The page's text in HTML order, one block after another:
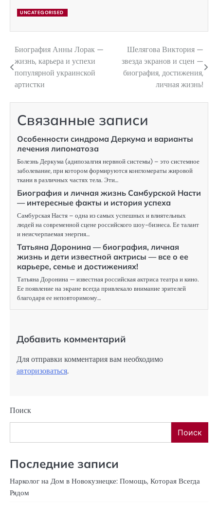
UNCATEGORISED
Навигация
по
записям
Биография Анны Лорак —
жизнь, карьера и успехи
популярной украинской
артистки
Шелягова Виктория —
звезда экранов и сцен —
биография, достижения,
личная жизнь!
Связанные записи
Особенности синдрома Деркума и варианты
лечения липоматоза
Болезнь Деркума (адипозалгия нервной системы) – это системное
заболевание, при котором формируются конгломераты жировой
ткани в различных частях тела. Эти…
Биография и личная жизнь Самбурской Насти
— интересные факты и история успеха
Самбурская Настя – одна из самых успешных и влиятельных
людей на современной сцене российского шоу-бизнеса. Ее талант
и неисчерпаемая энергия…
Татьяна Доронина — биография, личная
жизнь и дети известной актрисы — все о ее
карьере, семье и достижениях!
Татьяна Доронина — известная российская актриса театра и кино.
Ее появление на экране всегда привлекало внимание зрителей
благодаря ее неповторимому…
Добавить комментарий
Для отправки комментария вам необходимо
авторизоваться.
Поиск
Поиск
Последние записи
Нарколог на Дом в Новокузнецке: Помощь, Которая Всегда
Рядом